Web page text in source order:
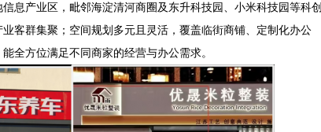
息产业区，毗邻海淀清河商圈及东升科技园、小米科技园等科创
客群集聚；空间规划多元且灵活，覆盖临街商铺、定制化办公
全方位满足不同商家的经营与办公需求。